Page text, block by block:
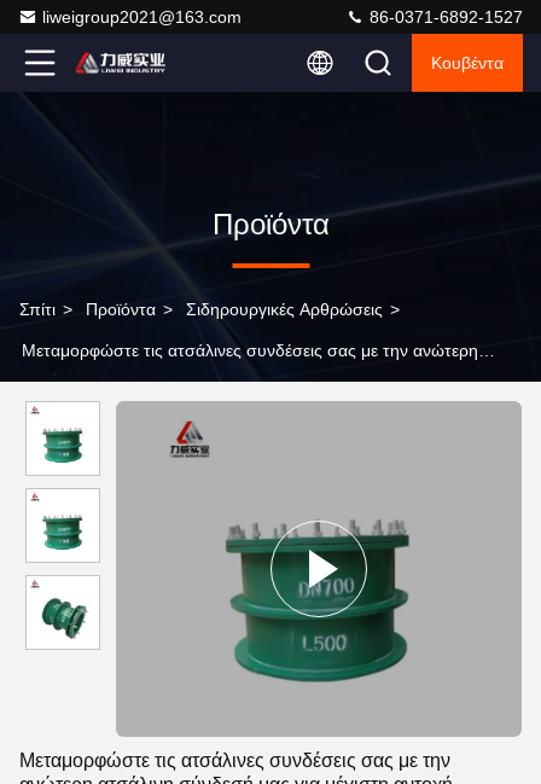
liweigroup2021@163.com 86-0371-6892-1527
Κουβέντα
Προϊόντα
Σπίτι > Προϊόντα > Σιδηρουργικές Αρθρώσεις >
Μεταμορφώστε τις ατσάλινες συνδέσεις σας με την ανώτερη
Μεταμορφώστε τις ατσάλινες συνδέσεις σας με την